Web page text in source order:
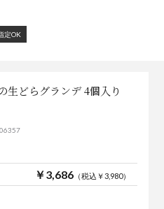
定OK
生どらグランデ 4個入り
￥3,686（税込￥3,980）